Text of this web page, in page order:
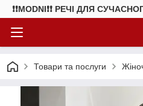
❗❗MODNI❗❗ РЕЧІ ДЛЯ
Товари та послуги